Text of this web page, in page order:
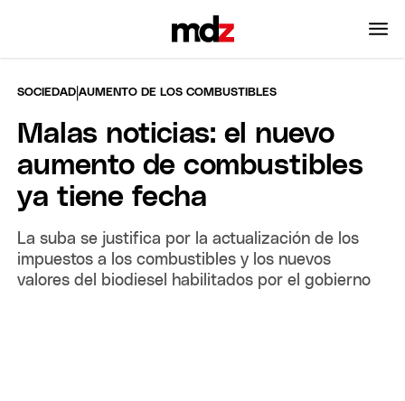
SOCIEDAD |AUMENTO DE LOS COMBUSTIBLES
Malas noticias: el nuevo
aumento de combustibles
ya tiene fecha
La suba se justifica por la actualización de los
impuestos a los combustibles y los nuevos
valores del biodiesel habilitados por el gobierno